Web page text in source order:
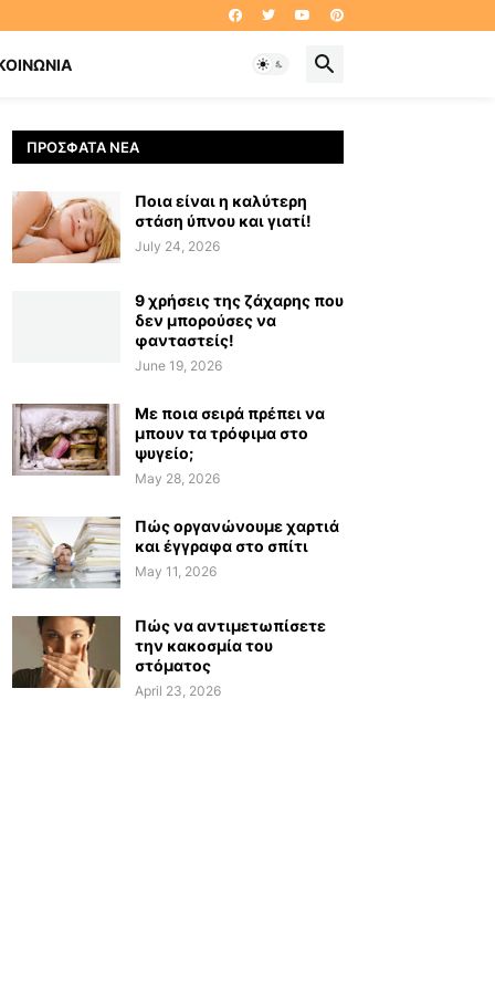
ΠΡΌΣΦΑΤΑ ΝΈΑ
Ποια είναι η καλύτερη
στάση ύπνου και γιατί!
July 24, 2026
9 χρήσεις της ζάχαρης που
δεν μπορούσες να
φανταστείς!
June 19, 2026
Με ποια σειρά πρέπει να
μπουν τα τρόφιμα στο
ψυγείο;
May 28, 2026
Πώς οργανώνουμε χαρτιά
και έγγραφα στο σπίτι
May 11, 2026
Πώς να αντιμετωπίσετε
την κακοσμία του
στόματος
April 23, 2026